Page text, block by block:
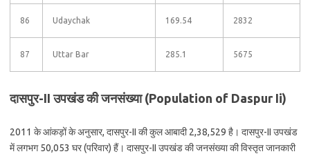
86 Udaychak 169.54 2832
87 Uttar Bar 285.1 5675
दासपुर-II उपखंड की जनसंख्या (Population of Daspur Ii)
2011 के आंकड़ों के अनुसार, दासपुर-II की कुल आबादी 2,38,529 है। दासपुर-II उपखंड
में लगभग 50,053 घर (परिवार) हैं। दासपुर-II उपखंड की जनसंख्या की विस्तृत जानकारी